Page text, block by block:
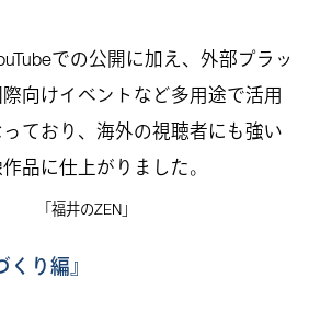
での公開に加え、外部プラッ
向けイベントなど多用途で活用
ており、海外の視聴者にも強い
品に仕上がりました。
「福井のZEN」
くり編』